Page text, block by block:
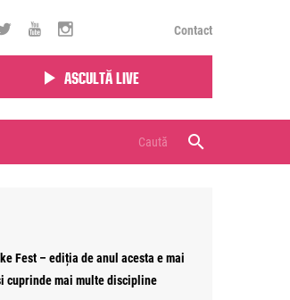
Contact
Ascultă live
Fest – ediția de anul acesta e mai
cuprinde mai multe discipline